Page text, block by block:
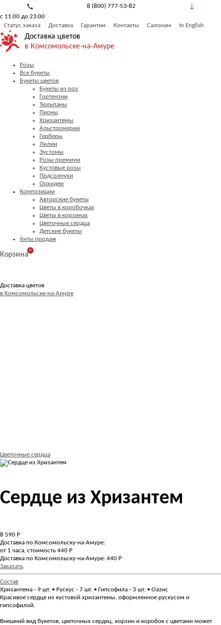
8 (800) 777-53-82
с 11:00 до 23:00
Статус заказа
Доставка Гарантии Контакты Салонам In English
Доставка цветов
в Комсомольске-на-Амуре
Розы
Все букеты
Букеты цветов
Букеты из роз
Гортензии
Тюльпаны
Пионы
Хризантемы
Альстромерии
Герберы
Лилии
Эустомы
Розы премиум
Кустовые розы
Подсолнухи
Орхидеи
Композиции
Авторские букеты
Цветы в коробочках
Цветы в корзинах
Цветочные сердца
Детские букеты
Хиты продаж
Корзина
0
Доставка цветов
в Комсомольске-на-Амуре
Цветочные сердца
Сердце из Хризантем
8 590 Р
Доставка по Комсомольску-на-Амуре:
от 1 часа, стоимость 440 Р
Доставка по Комсомольску-на-Амуре: 440 Р
Заказать
Состав
Хризантема - 9 шт. • Рускус - 7 шт. • Гипсофила - 3 шт. • Оазис
Красивое сердце из кустовой хризантемы, оформленное рускусом и
гипсофилой.
Внешний вид букетов, цветочных сердец, корзин и коробок с цветами может